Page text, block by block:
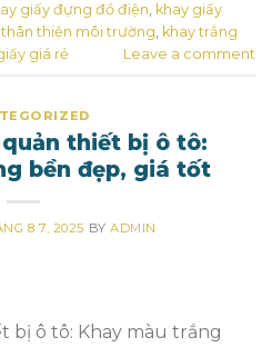
giấy đựng đồ điện, khay giấy
thân thiện môi trường, khay trắng
giá rẻ Leave a comment
thiết bị ô tô:
bền đẹp, giá tốt
8 7, 2025 BYADMIN
bị ô tô: Khay màu trắng